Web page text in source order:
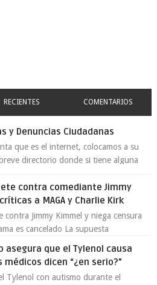
RECIENTES COMENTARIOS
y Denuncias Ciudadanas
que es el internet, colocamos a su
directorio donde si tiene alguna
contra comediante Jimmy
a MAGA y Charlie Kirk
contra Jimmy Kimmel y niega censura
es cancelado La supuesta
asegura que el Tylenol causa
dicen “¿en serio?”
Tylenol con autismo durante el